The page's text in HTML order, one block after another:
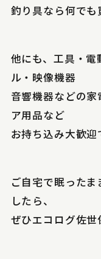
釣り具なら何でも
他にも、工具・
ル・映像機器
音響機器などの
ア用品など
お持ち込み大歓迎
ご自宅で眠った
したら、
ぜひエコログ佐世